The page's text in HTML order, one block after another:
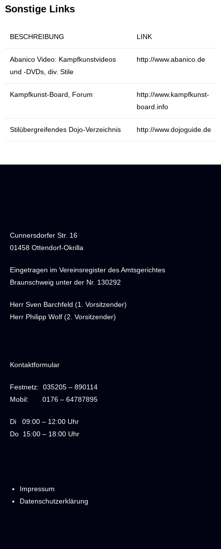
Sonstige Links
BESCHREIBUNG LINK
Abanico Video: Kampfkunstvideos
und -DVDs, div. Stile
http://www.abanico.de
Kampfkunst-Board, Forum
http://www.kampfkunst-
board.info
Stilübergreifendes Dojo-Verzeichnis http://www.dojoguide.de
Cunnersdorfer Str. 16
01458 Ottendorf-Okrilla
Eingetragen im Vereinsregister des Amtsgerichtes
Braunschweig unter der Nr. 130292
Herr Sven Barchfeld (1. Vorsitzender)
Herr Philipp Wolf (2. Vorsitzender)
Kontaktformular
Festnetz: 035205 – 890114
Mobil: 0176 – 64787895
Di 09:00 – 12:00 Uhr
Do 15:00 – 18:00 Uhr
Impressum
Datenschutzerklärung